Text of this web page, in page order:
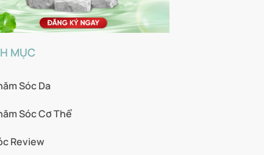
MỤC
Sóc Da
Sóc Cơ Thể
Review